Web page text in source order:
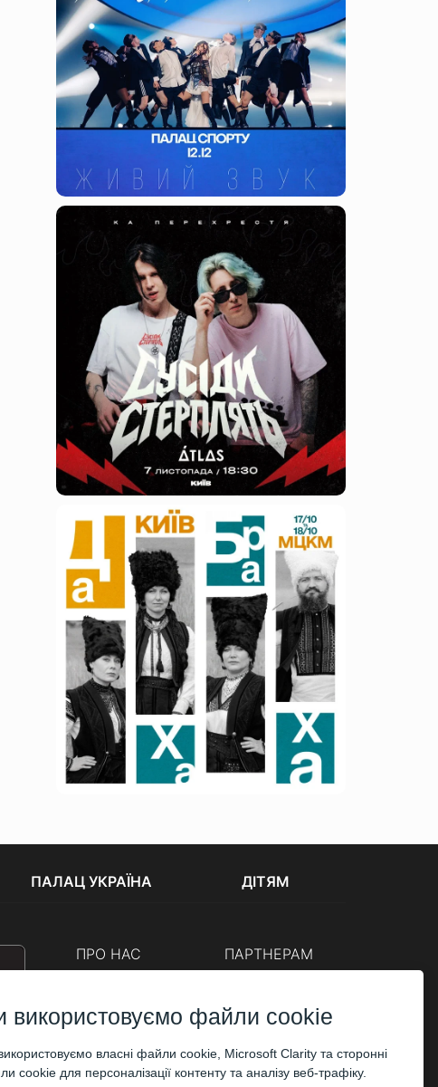
ПАЛАЦ УКРАЇНА ДІТЯМ
ПРО НАС ПАРТНЕРАМ
Корпоративним клієнтам
використовуємо файли cookie
власні файли cookie, Microsoft Clarity та сторонні
cookie для персоналізації контенту та аналізу веб-трафіку.